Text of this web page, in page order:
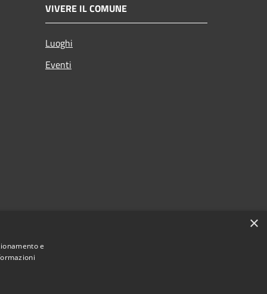
VIVERE IL COMUNE
Luoghi
Eventi
×
e